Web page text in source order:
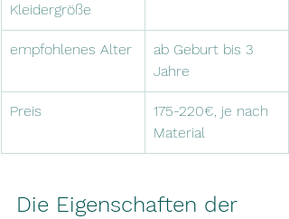
Kleidergröße
empfohlenes Alter
ab Geburt bis 3
Jahre
Preis
175-220€, je nach
Material
Die Eigenschaften der